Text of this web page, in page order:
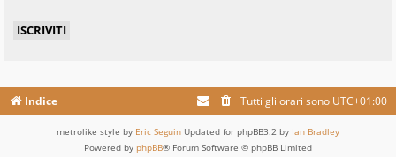
ISCRIVITI
Indice Tutti gli orari sono UTC+01:00
metrolike style by Eric Seguin Updated for phpBB3.2 by Ian Bradley
Powered by phpBB® Forum Software © phpBB Limited